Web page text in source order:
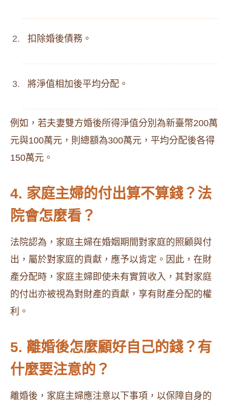
扣除婚後債務。
將淨值相加後平均分配。
例如，若夫妻雙方婚後所得淨值分別為新臺幣200萬
元與100萬元，則總額為300萬元，平均分配後各得
150萬元。
4. 家庭主婦的付出算不算錢？法
院會怎麼看？
法院認為，家庭主婦在婚姻期間對家庭的照顧與付
出，屬於對家庭的貢獻，應予以肯定。因此，在財
產分配時，家庭主婦即使未有實質收入，其對家庭
的付出亦被視為對財產的貢獻，享有財產分配的權
利。
5. 離婚後怎麼顧好自己的錢？有
什麼要注意的？
離婚後，家庭主婦應注意以下事項，以保障自身的